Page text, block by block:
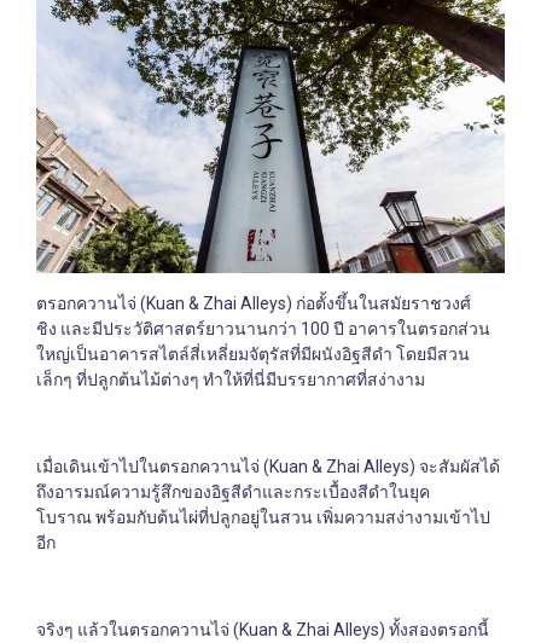
ตรอกควานไจ่ (Kuan & Zhai Alleys) ก่อตั้งขึ้นในสมัยราชวงศ์
ชิง และมีประวัติศาสตร์ยาวนานกว่า 100 ปี อาคารในตรอกส่วน
ใหญ่เป็นอาคารสไตล์สี่เหลี่ยมจัตุรัสที่มีผนังอิฐสีดำ โดยมีสวน
เล็กๆ ที่ปลูกต้นไม้ต่างๆ ทำให้ที่นี่มีบรรยากาศที่สง่างาม
เมื่อเดินเข้าไปในตรอกควานไจ่ (Kuan & Zhai Alleys) จะสัมผัสได้
ถึงอารมณ์ความรู้สึกของอิฐสีดำและกระเบื้องสีดำในยุค
โบราณ พร้อมกับต้นไผ่ที่ปลูกอยู่ในสวน เพิ่มความสง่างามเข้าไป
อีก
จริงๆ แล้วในตรอกควานไจ่ (Kuan & Zhai Alleys) ทั้งสองตรอกนี้